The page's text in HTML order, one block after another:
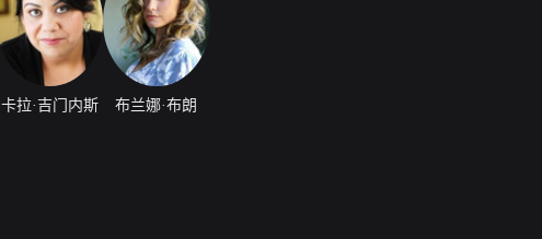
卡拉·吉门内斯 布兰娜·布朗